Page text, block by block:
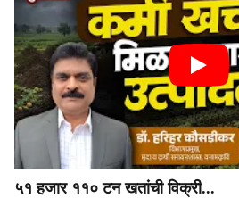
५१ हजार ११० टन खतांची विक्री...